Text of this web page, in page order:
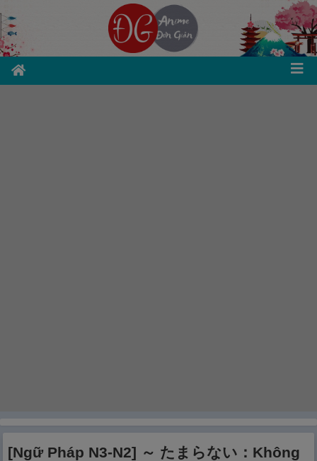
[Ngữ Pháp N3-N2] ～ たまらない：Không